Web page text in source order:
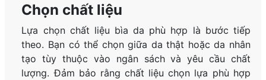
Chọn chất liệu
Lựa chọn chất liệu bìa da phù hợp là bước tiếp
theo. Bạn có thể chọn giữa da thật hoặc da nhân
tạo tùy thuộc vào ngân sách và yêu cầu chất
lượng. Đảm bảo rằng chất liệu chọn lựa phù hợp